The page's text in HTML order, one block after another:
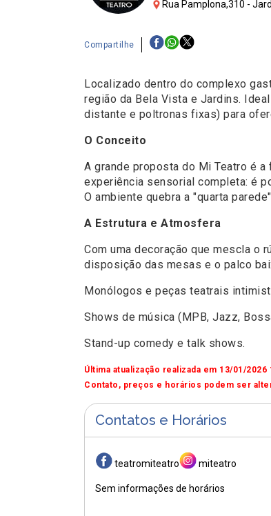
Rua Pamplona,310 -
Compartilhe
Localizado dentro do complexo
região da Bela Vista e Jardins.
distante e poltronas fixas) para
O Conceito
A grande proposta do Mi Teatro é
experiência sensorial completa: é
O ambiente quebra a "quarta
A Estrutura e Atmosfera
Com uma decoração que mescla o
disposição das mesas e o palco
Monólogos e peças teatrais
Shows de música (MPB, Jazz,
Stand-up comedy e talk shows.
Última atualização realizada em 13/01/2026
Contato, preços e horários podem ser
Contatos e Horários
teatromiteatro miteatro
Sem informações de horários